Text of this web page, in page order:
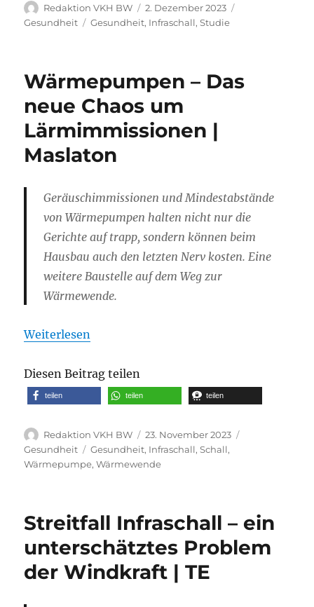
Autor
Redaktion VKH BW
Veröffentlicht
am
2. Dezember 2023
Gesundheit
Schlagwörter
Gesundheit, Infraschall,Studie
Wärmepumpen – Das
neue Chaos um
Lärmimmissionen |
Maslaton
Geräuschimmissionen und Mindestabstände
von Wärmepumpen halten nicht nur die
Gerichte auf trapp, sondern können beim
Hausbau auch den letzten Nerv kosten. Eine
weitere Baustelle auf dem Weg zur
Wärmewende.
Weiterlesen
Diesen Beitrag teilen
teilen teilen teilen
Autor
Redaktion VKH BW
Veröffentlicht
am
23. November 2023
Gesundheit
Schlagwörter
Gesundheit, Infraschall,Schall,
Wärmepumpe,Wärmewende
Streitfall Infraschall – ein
unterschätztes Problem
der Windkraft | TE